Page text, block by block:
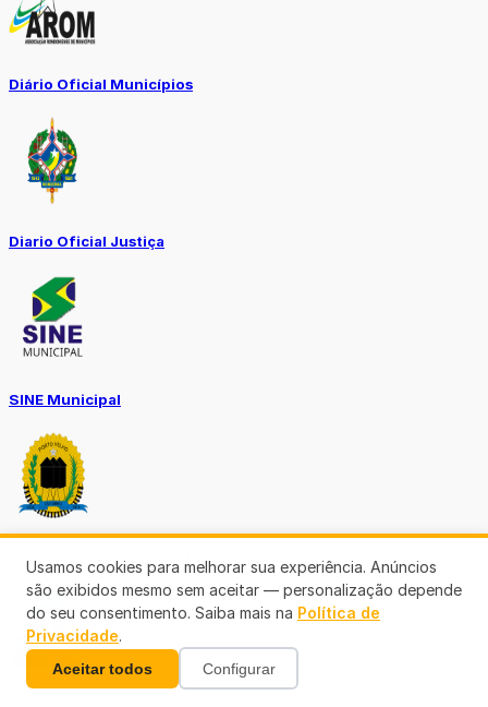
Diário Oficial Municípios
Diario Oficial Justiça
SINE Municipal
Usamos cookies para melhorar sua experiência. Anúncios
são exibidos mesmo sem aceitar — personalização depende
do seu consentimento. Saiba mais na Política de
Privacidade.
Aceitar todos Configurar